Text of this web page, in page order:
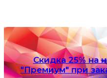
Скидка 25% на
"Премиум" при